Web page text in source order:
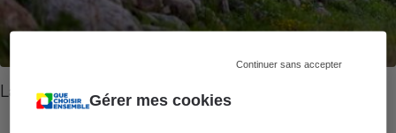
Gérer mes cookies
Continuer sans accepter
Labels du tourisme - Dormir au vert